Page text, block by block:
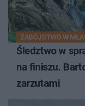
ZABÓJSTWO W
Śledztwo w
na finiszu.
zarzutami